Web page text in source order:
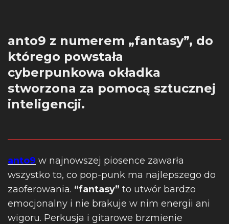
anto9 z numerem „fantasy”, do
którego powstała
cyberpunkowa okładka
stworzona za pomocą sztucznej
inteligencji.
anto9 w najnowszej piosence zawarła
wszystko to, co pop-punk ma najlepszego do
zaoferowania. “fantasy” to utwór bardzo
emocjonalny i nie brakuje w nim energii ani
wigoru. Perkusja i gitarowe brzmienie